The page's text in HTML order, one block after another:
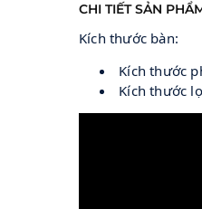
CHI TIẾT SẢN
Kích thước bàn:
Kích thước
Kích thước